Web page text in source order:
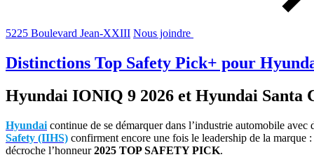
5225 Boulevard Jean-XXIII Nous joindre
Distinctions Top Safety Pick+ pour
Hyundai IONIQ 9 2026 et Hyundai Santa
Hyundai continue de se démarquer dans l’industrie automobile
Safety (IIHS) confirment encore une fois le leadership de la marque
décroche l’honneur2025 TOP SAFETY PICK.